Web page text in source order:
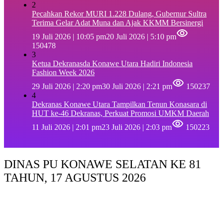
2
Pecahkan Rekor MURI 1.228 Dulang, Gubernur Sultra
Terima Gelar Adat Muna dan Ajak KKMM Bersinergi
19 Juli 2026 | 10:05 pm20 Juli 2026 | 5:10 pm
150478
3
Ketua Dekranasda Konawe Utara Hadiri Indonesia
Fashion Week 2026
29 Juli 2026 | 2:20 pm30 Juli 2026 | 2:21 pm
150237
4
Dekranas Konawe Utara Tampilkan Tenun Konasara di
HUT ke-46 Dekranas, Perkuat Promosi UMKM Daerah
11 Juli 2026 | 2:01 pm23 Juli 2026 | 2:03 pm 150223
DINAS PU KONAWE SELATAN KE 81
TAHUN, 17 AGUSTUS 2026